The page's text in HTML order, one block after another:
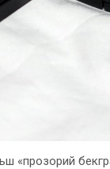
«прозорий